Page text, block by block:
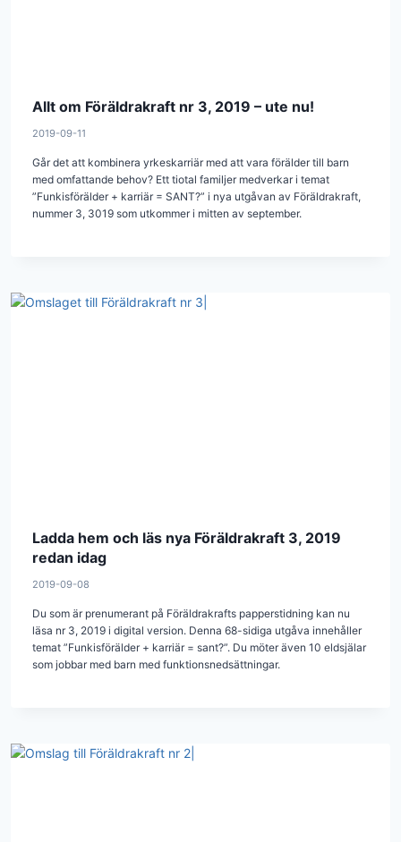
Allt om Föräldrakraft nr 3, 2019 – ute nu!
2019-09-11
Går det att kombinera yrkeskarriär med att vara förälder till barn
med omfattande behov? Ett tiotal familjer medverkar i temat
”Funkisförälder + karriär = SANT?” i nya utgåvan av Föräldrakraft,
nummer 3, 3019 som utkommer i mitten av september.
Ladda hem och läs nya Föräldrakraft 3, 2019
redan idag
2019-09-08
Du som är prenumerant på Föräldrakrafts papperstidning kan nu
läsa nr 3, 2019 i digital version. Denna 68-sidiga utgåva innehåller
temat ”Funkisförälder + karriär = sant?”. Du möter även 10 eldsjälar
som jobbar med barn med funktionsnedsättningar.